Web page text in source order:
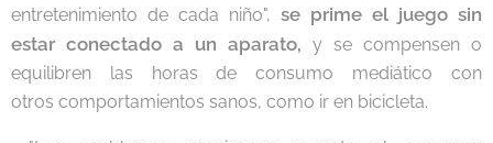
entretenimiento de cada niño", se prime el juego sin
estar conectado a un aparato, y se compensen o
equilibren las horas de consumo mediático con
otros comportamientos sanos, como ir en bicicleta.